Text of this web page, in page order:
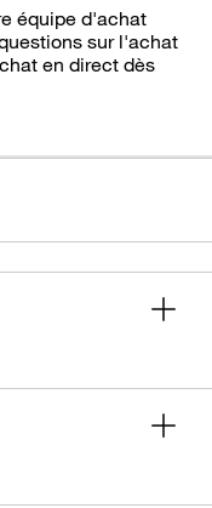
équipe d'achat
sur l'achat
en direct dès